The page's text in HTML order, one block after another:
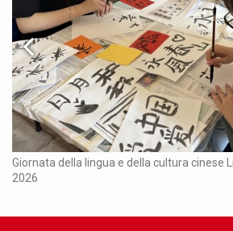
Giornata della lingua e della cultura cinese
2026